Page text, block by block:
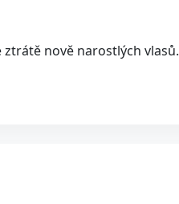
nově narostlých vlasů.